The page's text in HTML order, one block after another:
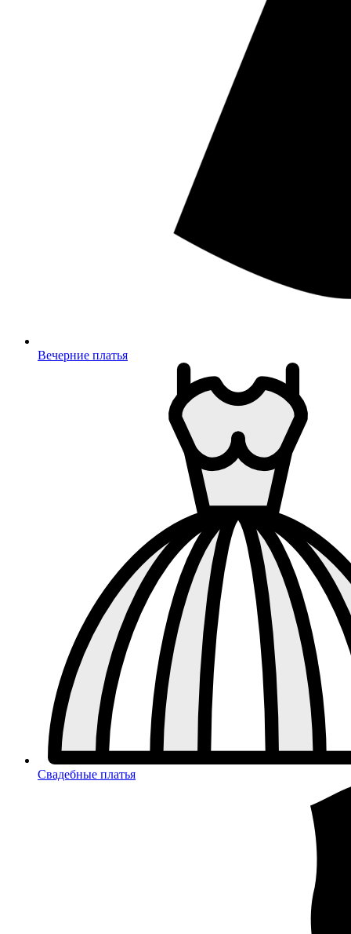
Вечерние платья
Свадебные платья